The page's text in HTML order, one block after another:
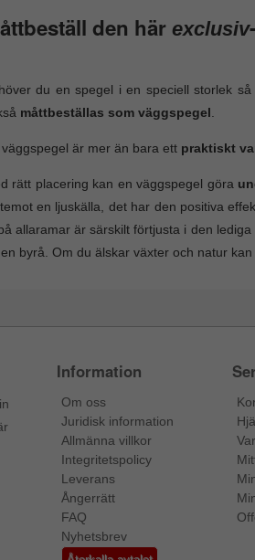
den här exclusiv
du en spegel i en speciell storlek
måttbeställas som väggspegel
väggspegel är mer än bara ett praktiskt
rätt placering kan en väggspegel göra
en ljuskälla, det har den positiva
allaramar är särskilt förtjusta i den
byrå. Om du älskar växter och natur
Information
Om oss
Juridisk information
Allmänna villkor
Integritetspolicy
Leverans
Ångerrätt
FAQ
Nyhetsbrev